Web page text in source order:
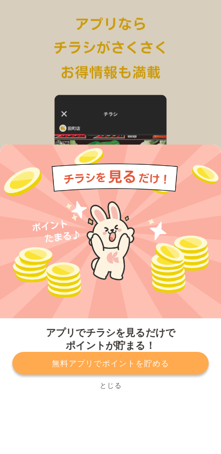
アプリでチラシを見るだけで
ポイントが貯まる！
無料アプリでポイントを貯める
とじる
プライバシーポリシー 利用規約
運営会社
サービスに関してのお問い合わせ